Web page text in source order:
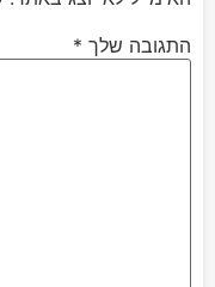
התגובה שלך *